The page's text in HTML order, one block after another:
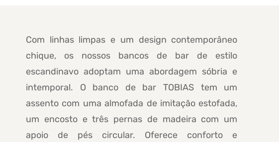
Com linhas limpas e um design contemporâneo
chique, os nossos bancos de bar de estilo
escandinavo adoptam uma abordagem sóbria e
intemporal. O banco de bar TOBIAS tem um
assento com uma almofada de imitação estofada,
um encosto e três pernas de madeira com um
apoio de pés circular. Oferece conforto e